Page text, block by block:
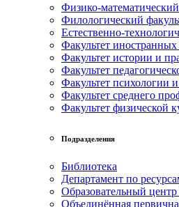
Физико-математический
Филологический
Естественно-
Факультет иностранных
Факультет истории и
Факультет
Факультет психологии
Факультет среднего
Факультет физической
Подразделения
Библиотека
Департамент по
Образовательный
Объединённая